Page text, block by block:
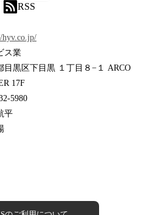
RSS
hyv.co.jp/
ス業
目黒区下目黒 １丁目８−１ ARCO
17F
5980
平